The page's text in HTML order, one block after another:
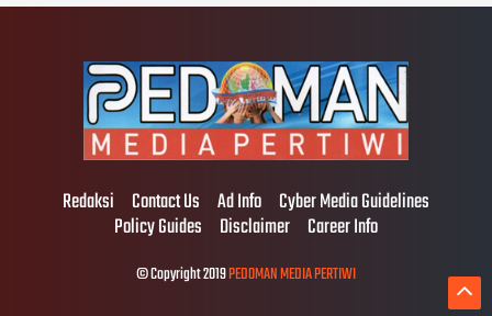
Redaksi Contact Us Ad Info Cyber Media Guidelines
Policy Guides Disclaimer Career Info
© Copyright 2019PEDOMAN MEDIA PERTIWI